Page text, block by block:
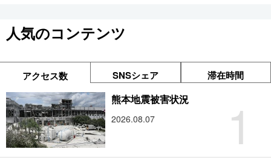
人気のコンテンツ
アクセス数 SNSシェア 滞在時間
1
熊本地震被害状況
2026.08.07